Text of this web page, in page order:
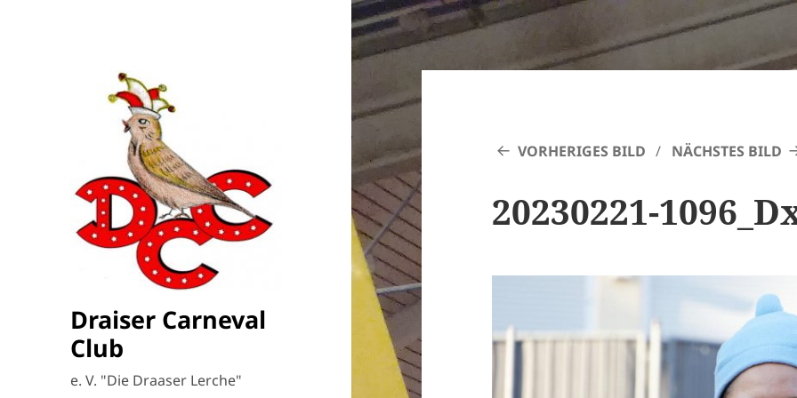
Draiser Carneval
Club
e. V. "Die Draaser Lerche"
VORHERIGES BILD NÄCHSTES BILD
20230221-